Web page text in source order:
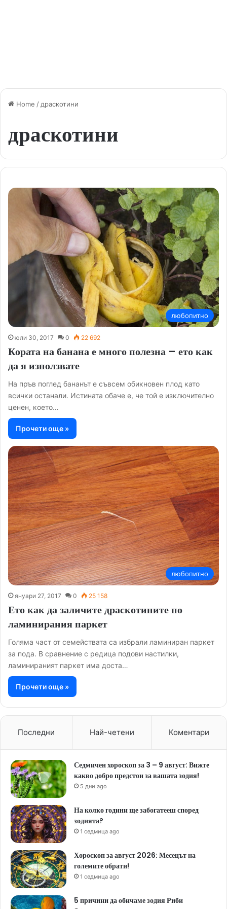
Home / драскотини
драскотини
любопитно
юли 30, 2017 0 22 692
Кората на банана е много полезна – ето как
да я използвате
На пръв поглед бананът е съвсем обикновен плод като
всички останали. Истината обаче е, че той е изключително
ценен, което…
Прочети още »
любопитно
януари 27, 2017 0 25 158
Ето как да заличите драскотините по
ламинирания паркет
Голяма част от семействата са избрали ламиниран паркет
за пода. В сравнение с редица подови настилки,
ламинираният паркет има доста…
Прочети още »
Последни Най-четени Коментари
Седмичен хороскоп за 3 – 9 август: Вижте
какво добро предстои за вашата зодия!
5 дни ago
На колко години ще забогатееш според
зодията?
1 седмица ago
Хороскоп за август 2026: Месецът на
големите обрати!
1 седмица ago
5 причини да обичаме зодия Риби